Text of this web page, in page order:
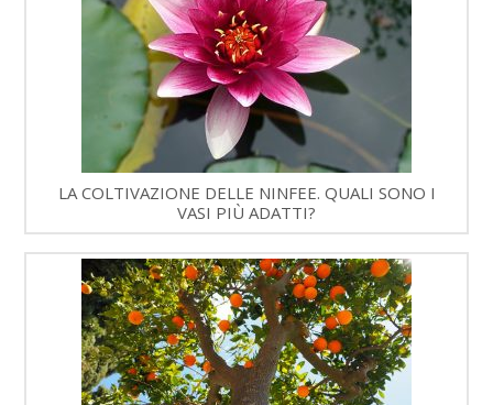
LA COLTIVAZIONE DELLE NINFEE. QUALI SONO I
VASI PIÙ ADATTI?